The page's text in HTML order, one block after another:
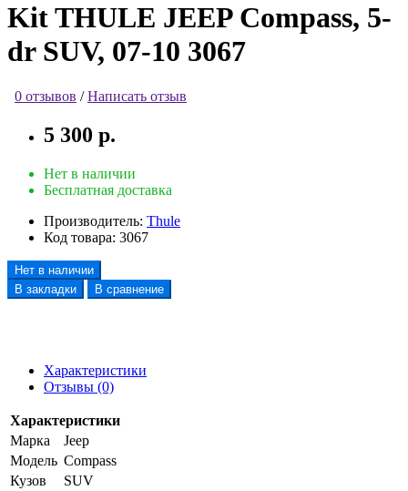
Kit THULE JEEP Compass, 5-
dr SUV, 07-10 3067
0 отзывов /Написать отзыв
5 300 р.
Нет в наличии
Бесплатная доставка
Производитель: Thule
Код товара: 3067
Нет в наличии
В закладки
В сравнение
Характеристики
Отзывы (0)
Характеристики
Марка
Jeep
Модель Compass
Кузов
SUV